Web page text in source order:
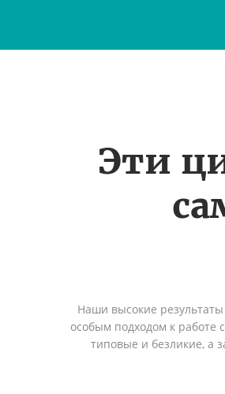
Эти
Наши высокие результаты
особым подходом к работе
типовые и безликие, а